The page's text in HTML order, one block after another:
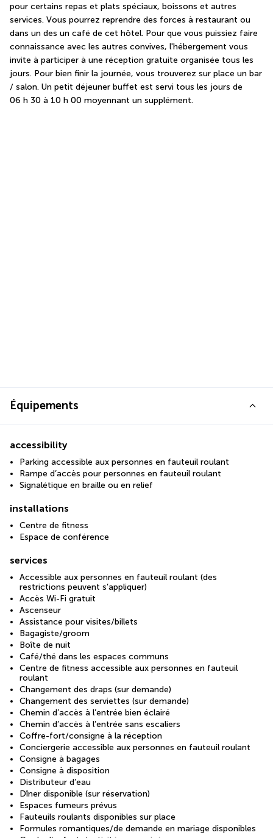
pour certains repas et plats spéciaux, boissons et autres
services. Vous pourrez reprendre des forces à restaurant ou
dans un des un café de cet hôtel. Pour que vous puissiez faire
connaissance avec les autres convives, l'hébergement vous
invite à participer à une réception gratuite organisée tous les
jours. Pour bien finir la journée, vous trouverez sur place un bar
/ salon. Un petit déjeuner buffet est servi tous les jours de
06 h 30 à 10 h 00 moyennant un supplément.
Équipements
accessibility
Parking accessible aux personnes en fauteuil roulant
Rampe d’accès pour personnes en fauteuil roulant
Signalétique en braille ou en relief
installations
Centre de fitness
Espace de conférence
services
Accessible aux personnes en fauteuil roulant (des
restrictions peuvent s’appliquer)
Accès Wi-Fi gratuit
Ascenseur
Assistance pour visites/billets
Bagagiste/groom
Boîte de nuit
Café/thé dans les espaces communs
Centre de fitness accessible aux personnes en fauteuil
roulant
Changement des draps (sur demande)
Changement des serviettes (sur demande)
Chemin d’accès à l’entrée bien éclairé
Chemin d’accès à l’entrée sans escaliers
Coffre-fort/consigne à la réception
Conciergerie accessible aux personnes en fauteuil roulant
Consigne à bagages
Consigne à disposition
Distributeur d’eau
Dîner disponible (sur réservation)
Espaces fumeurs prévus
Fauteuils roulants disponibles sur place
Formules romantiques/de demande en mariage disponibles